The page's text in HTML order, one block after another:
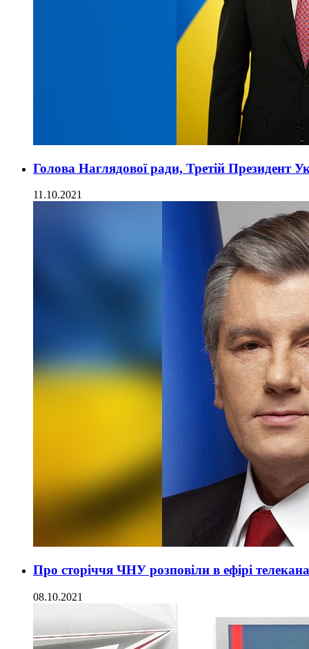
Голова Наглядової ради, Третій Президент
11.10.2021
Про сторіччя ЧНУ розповіли в ефірі
08.10.2021